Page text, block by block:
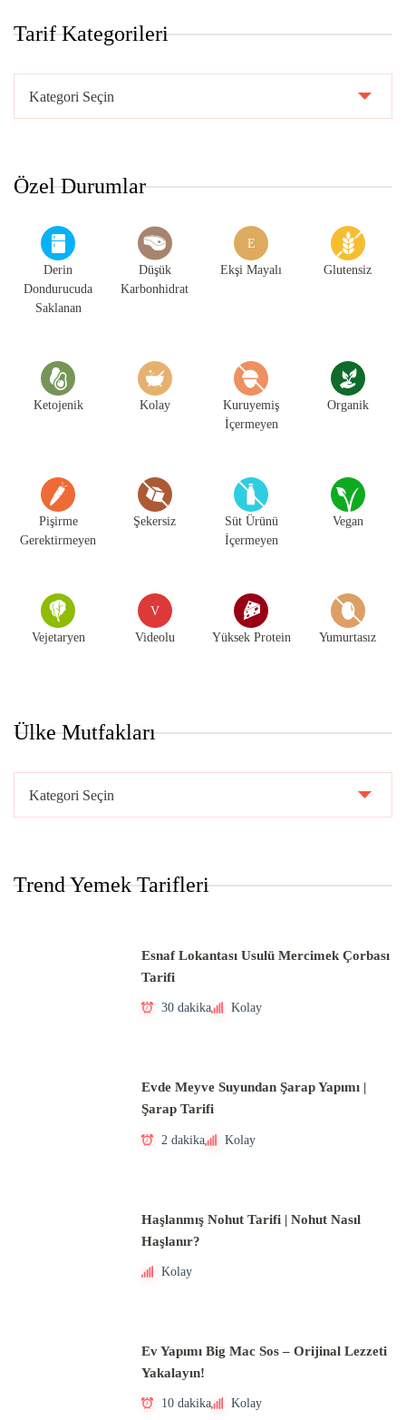
Tarif Kategorileri
Kategorileri
Özel Durumlar
Derin
Dondurucuda
Saklanan
Düşük
Karbonhidrat
E
Ekşi Mayalı Glutensiz
Ketojenik Kolay
Kuruyemiş
İçermeyen
Organik
Pişirme
Gerektirmeyen
Şekersiz
Süt Ürünü
İçermeyen
Vegan
Vejetaryen
V
Videolu Yüksek Protein Yumurtasız
Ülke Mutfakları
Mutfakları
Trend Yemek Tarifleri
Esnaf Lokantası Usulü Mercimek Çorbası
Tarifi
30 dakika Kolay
Evde Meyve Suyundan Şarap Yapımı |
Şarap Tarifi
2 dakika Kolay
Haşlanmış Nohut Tarifi | Nohut Nasıl
Haşlanır?
Kolay
Ev Yapımı Big Mac Sos – Orijinal Lezzeti
Yakalayın!
10 dakika Kolay